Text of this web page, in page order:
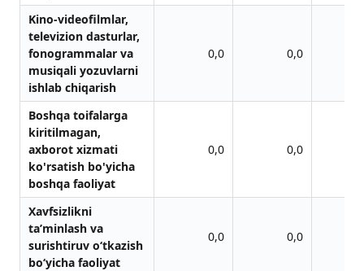
Kino-videofilmlar,
televizion dasturlar,
fonogrammalar va
musiqali yozuvlarni
ishlab chiqarish
0,0 0,0
Boshqа toifаlаrgа
kiritilmаgаn,
аxborot xizmаti
ko'rsаtish bo'yichа
boshqа fаoliyat
0,0 0,0
Xavfsizlikni
ta’minlash va
surishtiruv o‘tkazish
bo‘yicha faoliyat
0,0 0,0